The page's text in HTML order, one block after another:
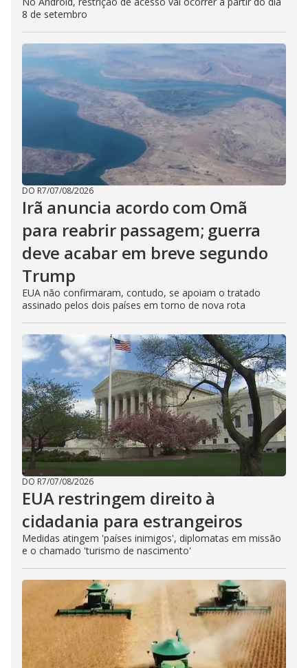
8 de setembro
DO R7/07/08/2026
Irã anuncia acordo com Omã
para reabrir passagem; guerra
deve acabar em breve segundo
Trump
EUA não confirmaram, contudo, se apoiam o tratado
assinado pelos dois países em torno de nova rota
DO R7/07/08/2026
EUA restringem direito à
cidadania para estrangeiros
Medidas atingem 'países inimigos', diplomatas em missão
e o chamado 'turismo de nascimento'